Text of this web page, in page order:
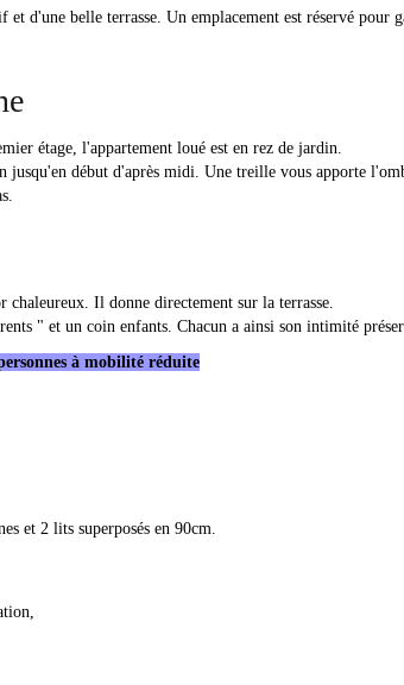
d'une belle terrasse. Un emplacement est réservé pour
étage, l'appartement loué est en rez de jardin.
jusqu'en début d'après midi. Une treille vous apporte
chaleureux. Il donne directement sur la terrasse.
" et un coin enfants. Chacun a ainsi son intimité
à mobilité réduite
et 2 lits superposés en 90cm.